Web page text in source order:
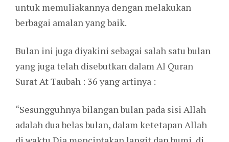
untuk memuliakannya dengan melakukan
berbagai amalan yang baik.
Bulan ini juga diyakini sebagai salah satu bulan
yang juga telah disebutkan dalam Al Quran
Surat At Taubah : 36 yang artinya :
“Sesungguhnya bilangan bulan pada sisi Allah
adalah dua belas bulan, dalam ketetapan Allah